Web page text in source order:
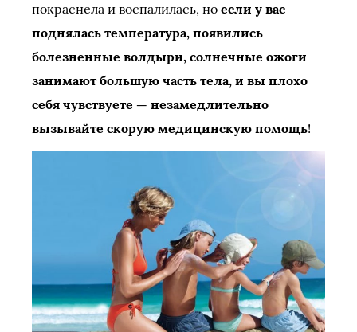
покраснела и воспалилась, но если у вас
поднялась температура, появились
болезненные волдыри, солнечные ожоги
занимают большую часть тела, и вы плохо
себя чувствуете — незамедлительно
вызывайте скорую медицинскую помощь!